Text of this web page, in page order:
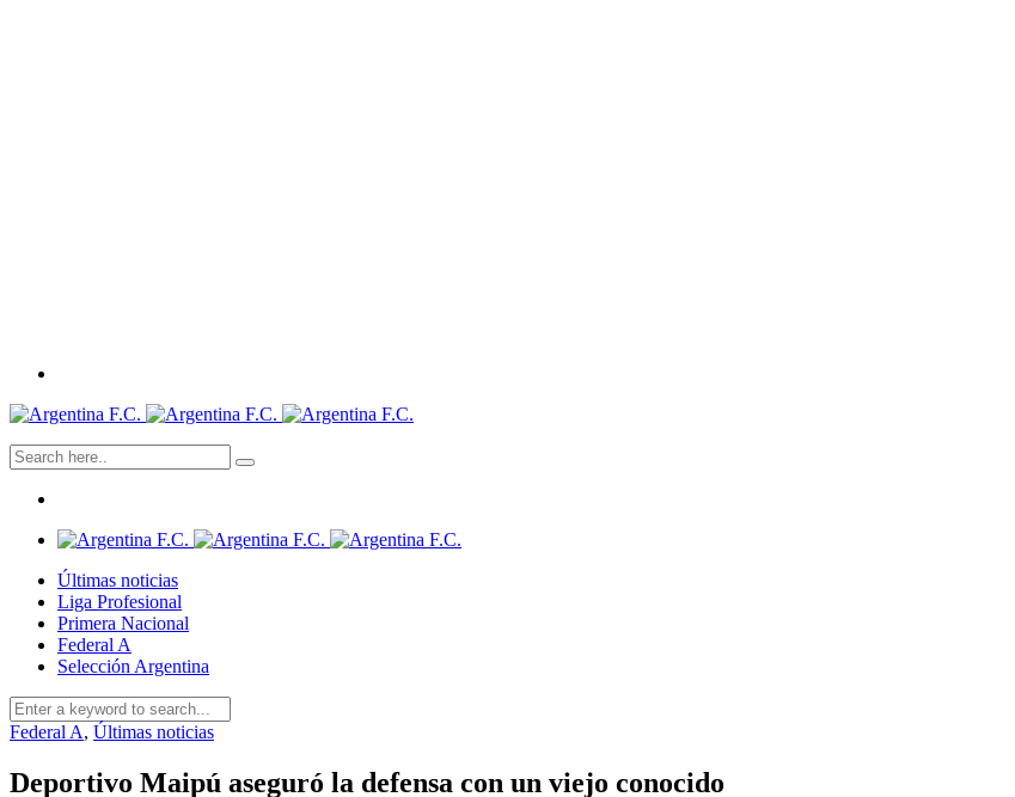
Últimas noticias
Liga Profesional
Primera Nacional
Federal A
Selección Argentina
Federal A, Últimas noticias
Deportivo Maipú aseguró la defensa con un viejo conocido